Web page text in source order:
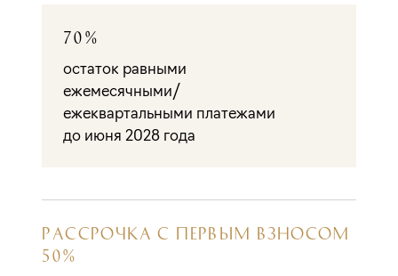
70%
остаток равными
ежемесячными/
ежеквартальными платежами
до июня 2028 года
РАССРОЧКА С ПЕРВЫМ ВЗНОСОМ
50%